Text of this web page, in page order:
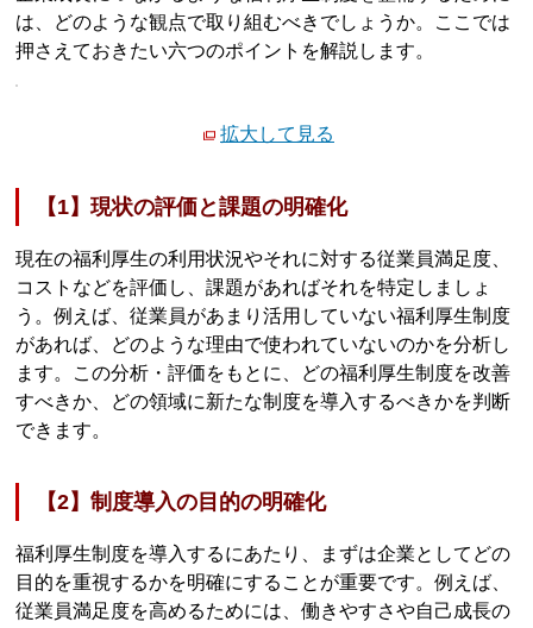
は、どのような観点で取り組むべきでしょうか。ここでは
押さえておきたい六つのポイントを解説します。
拡大して見る
【1】現状の評価と課題の明確化
現在の福利厚生の利用状況やそれに対する従業員満足度、
コストなどを評価し、課題があればそれを特定しましょ
う。例えば、従業員があまり活用していない福利厚生制度
があれば、どのような理由で使われていないのかを分析し
ます。この分析・評価をもとに、どの福利厚生制度を改善
すべきか、どの領域に新たな制度を導入するべきかを判断
できます。
【2】制度導入の目的の明確化
福利厚生制度を導入するにあたり、まずは企業としてどの
目的を重視するかを明確にすることが重要です。例えば、
従業員満足度を高めるためには、働きやすさや自己成長の